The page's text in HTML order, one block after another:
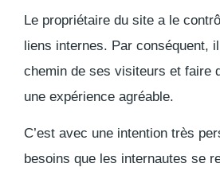
Le propriétaire du site a le
liens internes. Par conséquent,
chemin de ses visiteurs et faire
une expérience agréable.
C’est avec une intention très
besoins que les internautes se